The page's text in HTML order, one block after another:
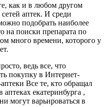
как и в любом другом
аптек. И среди
подобрать наиболее
на поиски препарата по
много времени, которого у
ведь все, что
покупку в Интернет-
Все те, кто обращал
екатеринбурга ,
могут варьироваться в